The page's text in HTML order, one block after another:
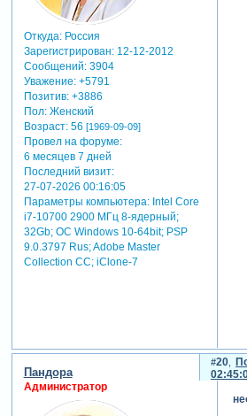
Откуда:Россия
Зарегистрирован: 12-12-2012
Сообщений:3904
Уважение: +5791
Позитив: +3886
Пол:Женский
Возраст:56 [1969-09-09]
Провел на форуме:
6 месяцев 7 дней
Последний визит:
27-07-2026 00:16:05
Параметры компьютера:Intel Core
i7-10700 2900 МГц 8-ядерный;
32Gb; ОС Windows 10-64bit; PSP
9.0.3797 Rus; Adobe Master
Collection СС; iClone-7
20
Пандора
Администратор